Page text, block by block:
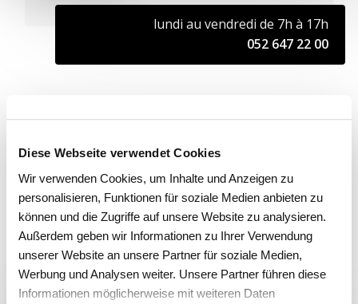
Diese Webseite verwendet Cookies
Wir verwenden Cookies, um Inhalte und Anzeigen zu
personalisieren, Funktionen für soziale Medien anbieten zu
können und die Zugriffe auf unsere Website zu analysieren.
Außerdem geben wir Informationen zu Ihrer Verwendung
unserer Website an unsere Partner für soziale Medien,
Werbung und Analysen weiter. Unsere Partner führen diese
Informationen möglicherweise mit weiteren Daten
lundi au vendredi de 7h à 17h
052 647 22 00
Vue d'ensemble des vestiaires et des casiers
de vestiaire
HSR Real Estate AG
CATÉGORIE
Vestiaires, armoires et casiers